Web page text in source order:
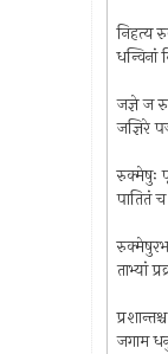
निहत्य
धन्विनां
जज्ञे ज
जज्ञिरे
रुक्मेषुः
पातितं
ताभ्यां
जगाम